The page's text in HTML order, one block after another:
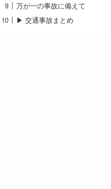
万が一の事故に備えて
▶ 交通事故まとめ